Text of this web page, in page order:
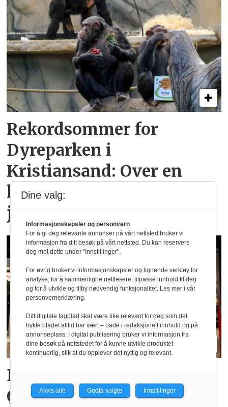
Rekordsommer for
Dyreparken i
Kristiansand: Over en
halv million besøkende i
juli
Big Bite vil doble på
Østlandet innen tre år
Dine valg:
Informasjonskapsler og personvern
For å gi deg relevante annonser på vårt nettsted bruker vi
informasjon fra ditt besøk på vårt nettsted. Du kan reservere
deg mot dette under "Innstillinger".
For øvrig bruker vi informasjonskapsler og lignende verktøy for
analyse, for å sammenligne nettlesere, tilpasse innhold til deg
og for å utvikle og tilby nødvendig funksjonalitet. Les mer i vår
personvernerklæring.
Ditt digitale fagblad skal være like relevant for deg som det
trykte bladet alltid har vært – bade i redaksjonelt innhold og på
annonseplass. I digital publisering bruker vi informasjon fra
dine besøk på nettstedet for å kunne utvikle produktet
kontinuerlig, slik at du opplever det nyttig og relevant.
Avvis alle Godta valgte Innstillinger